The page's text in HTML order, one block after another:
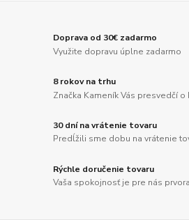
Doprava od 30€ zadarmo
Využite dopravu úplne zadarmo
8 rokov na trhu
Značka Kameník Vás presvedčí o
30 dní na vrátenie tovaru
Predĺžili sme dobu na vrátenie
Rýchle doručenie tovaru
Vaša spokojnosť je pre nás